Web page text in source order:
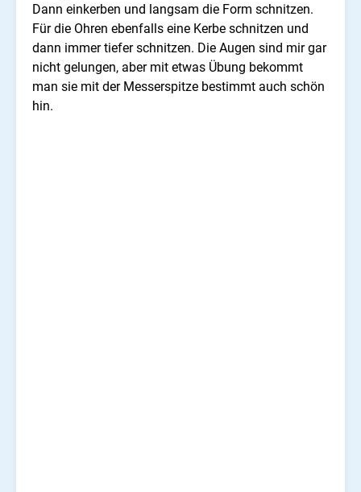
Dann einkerben und langsam die Form schnitzen.
Für die Ohren ebenfalls eine Kerbe schnitzen und
dann immer tiefer schnitzen. Die Augen sind mir gar
nicht gelungen, aber mit etwas Übung bekommt
man sie mit der Messerspitze bestimmt auch schön
hin.